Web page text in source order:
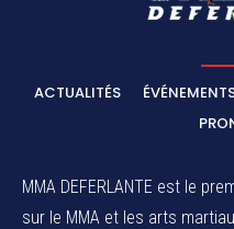
ACTUALITÉS
MMA DEFERLANTE est le
sur le MMA et les arts